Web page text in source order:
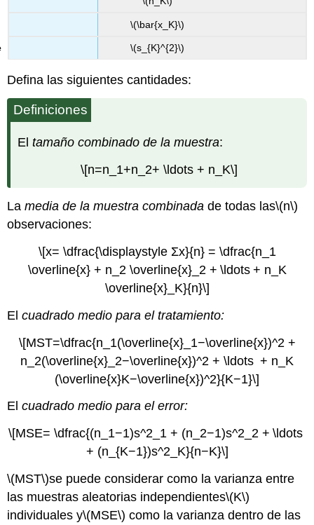
\(\bar{x_K}\)
\(s_{K}^{2}\)
Defina las siguientes cantidades:
Definiciones
Eltamaño combinado de la muestra:
\[n=n_1+n_2+ \ldots + n_K\]
Lamedia de la muestra combinada de todas las\(n\)
observaciones:
\[x= \dfrac{\displaystyle Σx}{n} = \dfrac{n_1
\overline{x} + n_2 \overline{x}_2 + \ldots + n_K
\overline{x}_K}{n}\]
Elcuadrado medio para el tratamiento:
\[MST=\dfrac{n_1(\overline{x}_1−\overline{x})^2 +
n_2(\overline{x}_2−\overline{x})^2 + \ldots + n_K
(\overline{x}K−\overline{x})^2}{K−1}\]
Elcuadrado medio para el error:
\[MSE= \dfrac{(n_1−1)s^2_1 + (n_2−1)s^2_2 + \ldots
+ (n_{K−1})s^2_K}{n−K}\]
\(MST\)se puede considerar como la varianza entre
las muestras aleatorias independientes\(K\)
individuales y\(MSE\) como la varianza dentro de las